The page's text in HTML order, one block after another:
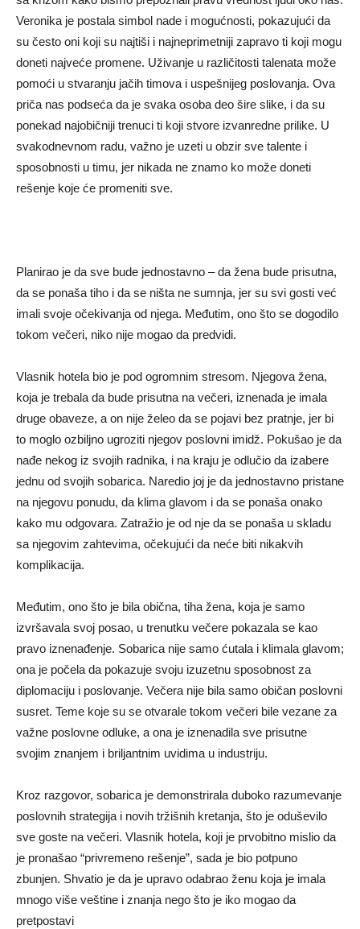
Veronika je postala simbol nade i mogućnosti, pokazujući da
su često oni koji su najtiši i najneprimetniji zapravo ti koji mogu
doneti najveće promene. Uživanje u različitosti talenata može
pomoći u stvaranju jačih timova i uspešnijeg poslovanja. Ova
priča nas podseća da je svaka osoba deo šire slike, i da su
ponekad najobičniji trenuci ti koji stvore izvanredne prilike. U
svakodnevnom radu, važno je uzeti u obzir sve talente i
sposobnosti u timu, jer nikada ne znamo ko može doneti
rešenje koje će promeniti sve.
Planirao je da sve bude jednostavno – da žena bude prisutna,
da se ponaša tiho i da se ništa ne sumnja, jer su svi gosti već
imali svoje očekivanja od njega. Međutim, ono što se dogodilo
tokom večeri, niko nije mogao da predvidi.
Vlasnik hotela bio je pod ogromnim stresom. Njegova žena,
koja je trebala da bude prisutna na večeri, iznenada je imala
druge obaveze, a on nije želeo da se pojavi bez pratnje, jer bi
to moglo ozbiljno ugroziti njegov poslovni imidž. Pokušao je da
nađe nekog iz svojih radnika, i na kraju je odlučio da izabere
jednu od svojih sobarica. Naredio joj je da jednostavno pristane
na njegovu ponudu, da klima glavom i da se ponaša onako
kako mu odgovara. Zatražio je od nje da se ponaša u skladu
sa njegovim zahtevima, očekujući da neće biti nikakvih
komplikacija.
Međutim, ono što je bila obična, tiha žena, koja je samo
izvršavala svoj posao, u trenutku večere pokazala se kao
pravo iznenađenje. Sobarica nije samo ćutala i klimala glavom;
ona je počela da pokazuje svoju izuzetnu sposobnost za
diplomaciju i poslovanje. Večera nije bila samo običan poslovni
susret. Teme koje su se otvarale tokom večeri bile vezane za
važne poslovne odluke, a ona je iznenadila sve prisutne
svojim znanjem i briljantnim uvidima u industriju.
Kroz razgovor, sobarica je demonstrirala duboko razumevanje
poslovnih strategija i novih tržišnih kretanja, što je oduševilo
sve goste na večeri. Vlasnik hotela, koji je prvobitno mislio da
je pronašao “privremeno rešenje”, sada je bio potpuno
zbunjen. Shvatio je da je upravo odabrao ženu koja je imala
mnogo više veštine i znanja nego što je iko mogao da
pretpostavi